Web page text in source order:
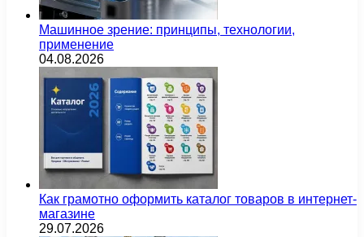
Машинное зрение: принципы, технологии,
применение
04.08.2026
Как грамотно оформить каталог товаров в интернет-
магазине
29.07.2026